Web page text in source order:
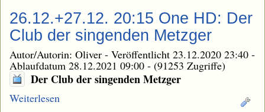
26.12.+27.12. 20:15 One HD: Der
Club der singenden Metzger
Autor/Autorin: Oliver - Veröffentlicht 23.12.2020 23:40 -
Ablaufdatum 28.12.2021 09:00 - (91253 Zugriffe)
Der Club der singenden Metzger
Weiterlesen